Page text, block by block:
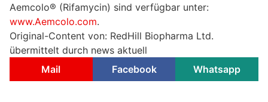
Aemcolo® (Rifamycin) sind verfügbar unter:
www.Aemcolo.com.
Original-Content von: RedHill Biopharma Ltd.
übermittelt durch news aktuell
Mail
Facebook Whatsapp